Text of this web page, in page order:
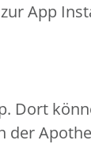
App
Dort
der